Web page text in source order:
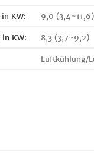
KW: 9,0 (3,4~11,6)
KW: 8,3 (3,7~9,2)
Luftkühlung/